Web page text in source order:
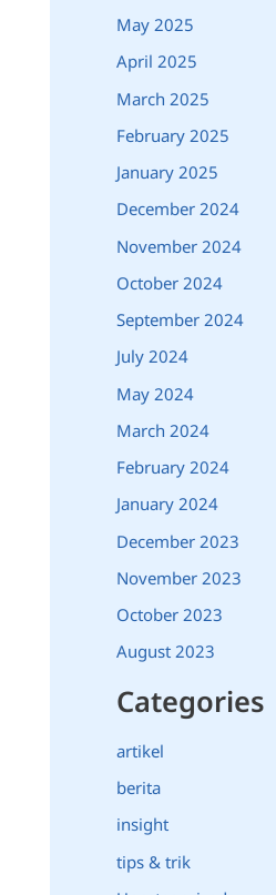
May 2025
April 2025
March 2025
February 2025
January 2025
December 2024
November 2024
October 2024
September 2024
July 2024
May 2024
March 2024
February 2024
January 2024
December 2023
November 2023
October 2023
August 2023
Categories
artikel
berita
insight
tips & trik